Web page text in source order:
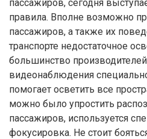
пассажиров, сегодня
правила. Вполне возможно
пассажиров, а также их
транспорте недостаточное
большинство
видеонаблюдения
помогает осветить все
можно было упростить
пассажиров, используется
фокусировка. Не стоит